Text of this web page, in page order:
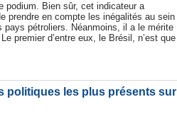
podium. Bien sûr, cet indicateur a
prendre en compte les inégalités au sein
pays pétroliers. Néanmoins, il a le mérite
premier d’entre eux, le Brésil, n’est que
politiques les plus présents sur